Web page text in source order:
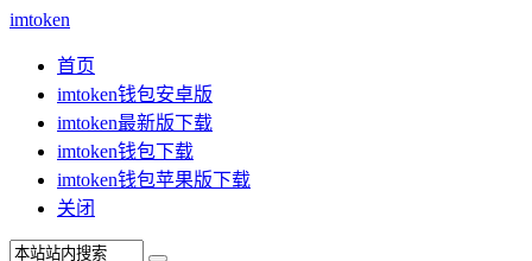
imtoken
首页
imtoken钱包安卓版
imtoken最新版下载
imtoken钱包下载
imtoken钱包苹果版下载
关闭